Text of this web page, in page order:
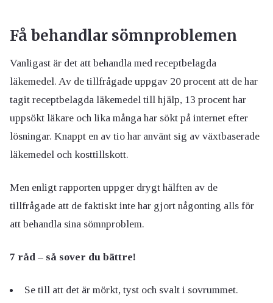
Få behandlar sömnproblemen
Vanligast är det att behandla med receptbelagda
läkemedel. Av de tillfrågade uppgav 20 procent att de har
tagit receptbelagda läkemedel till hjälp, 13 procent har
uppsökt läkare och lika många har sökt på internet efter
lösningar. Knappt en av tio har använt sig av växtbaserade
läkemedel och kosttillskott.
Men enligt rapporten uppger drygt hälften av de
tillfrågade att de faktiskt inte har gjort någonting alls för
att behandla sina sömnproblem.
7 råd – så sover du bättre!
Se till att det är mörkt, tyst och svalt i sovrummet.